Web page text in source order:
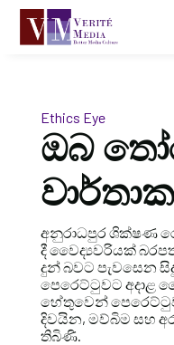
Ethics Eye
ඔබ
අනුරාධපුර ශික්ෂණ
දී වෛද්‍යවරියක්
දුන් බවට පැවසෙන
පෙරෙට්ටුවට අදාළ
හේතුවෙන් පෙරෙට්ටුව
දිවයින, මව්බිම සහ
තිබිණි.